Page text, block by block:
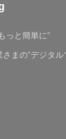
っと簡単に”
まの”デジタ